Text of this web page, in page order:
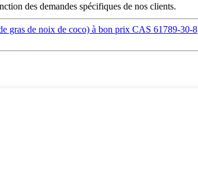
des demandes spécifiques de nos clients.
gras de noix de coco) à bon prix CAS 61789-30-8